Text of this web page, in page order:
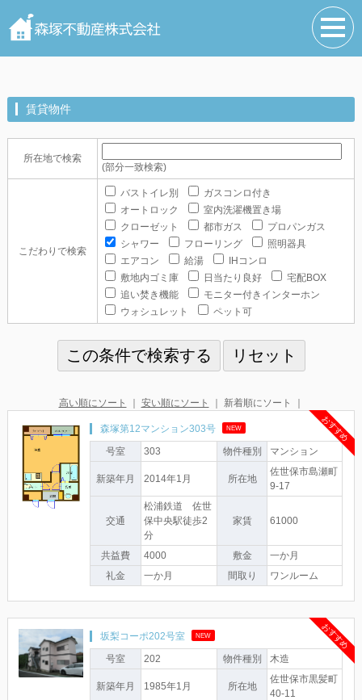
賃貸物件
所在地で検索
(部分一致検索)
こだわりで検索
バストイレ別
ガスコンロ付き
オートロック
室内洗濯機置き場
クローゼット
都市ガス
プロパンガス
シャワー
フローリング
照明器具
エアコン
給湯
IHコンロ
敷地内ゴミ庫
日当たり良好
宅配BOX
追い焚き機能
モニター付きインターホン
ウォシュレット
ペット可
高い順にソート 安い順にソート ｜ 新着順にソート ｜
森塚第12マンション303号 NEW
号室 303 物件種別 マンション
新築年月 2014年1月 所在地
佐世保市島瀬町
9-17
交通
松浦鉄道 佐世
保中央駅徒歩2
分
家賃 61000
共益費 4000 敷金
一か月
礼金
一か月 間取り ワンルーム
おすすめ
坂梨コーポ202号室 NEW
号室 202 物件種別 木造
新築年月 1985年1月 所在地
佐世保市黒髪町
40-11
おすすめ